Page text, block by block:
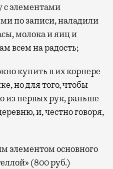
элементами
по записи, наладили
молока и яиц и
всем на радость;
купить в их корнере
но для того, чтобы
из первых рук, раньше
и, честно говоря,
элементом основного
(800 руб.)